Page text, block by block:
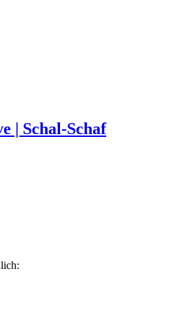
| Schal-Schaf